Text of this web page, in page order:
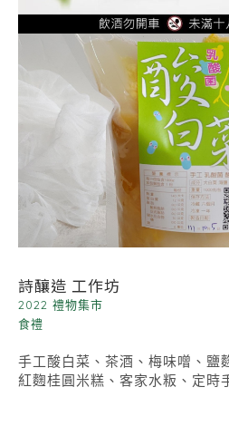
詩釀造 工作坊
2022 禮物集市
食禮
手工酸白菜、茶酒、梅味噌、鹽
紅麴桂圓米糕、客家水粄、定時